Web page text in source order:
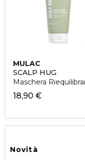
MULAC
SCALP HUG
Maschera
18,90 €
Novità